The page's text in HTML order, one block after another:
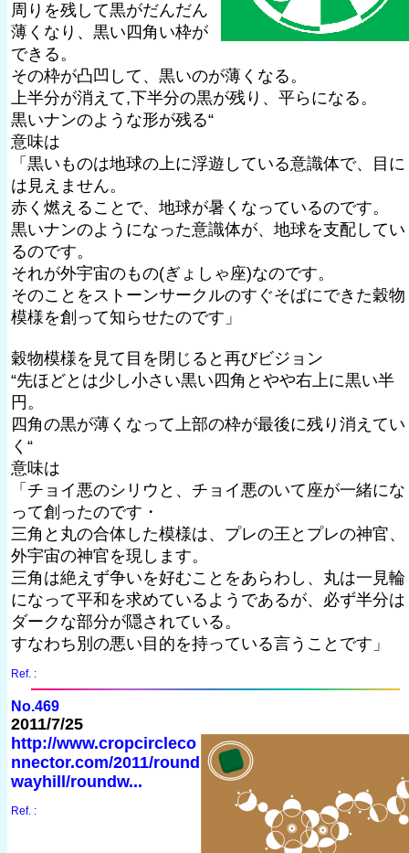
周りを残して黒がだんだん
薄くなり、黒い四角い枠が
できる。
その枠が凸凹して、黒いのが薄くなる。
上半分が消えて,下半分の黒が残り、平らになる。
黒いナンのような形が残る“
意味は
「黒いものは地球の上に浮遊している意識体で、目に
は見えません。
赤く燃えることで、地球が暑くなっているのです。
黒いナンのようになった意識体が、地球を支配してい
るのです。
それが外宇宙のもの(ぎょしゃ座)なのです。
そのことをストーンサークルのすぐそばにできた穀物
模様を創って知らせたのです」
穀物模様を見て目を閉じると再びビジョン
“先ほどとは少し小さい黒い四角とやや右上に黒い半
円。
四角の黒が薄くなって上部の枠が最後に残り消えてい
く“
意味は
「チョイ悪のシリウと、チョイ悪のいて座が一緒にな
って創ったのです・
三角と丸の合体した模様は、プレの王とプレの神官、
外宇宙の神官を現します。
三角は絶えず争いを好むことをあらわし、丸は一見輪
になって平和を求めているようであるが、必ず半分は
ダークな部分が隠されている。
すなわち別の悪い目的を持っている言うことです」
Ref. :
No.469
2011/7/25
http://www.cropcircleco
nnector.com/2011/round
wayhill/roundw...
Ref. :